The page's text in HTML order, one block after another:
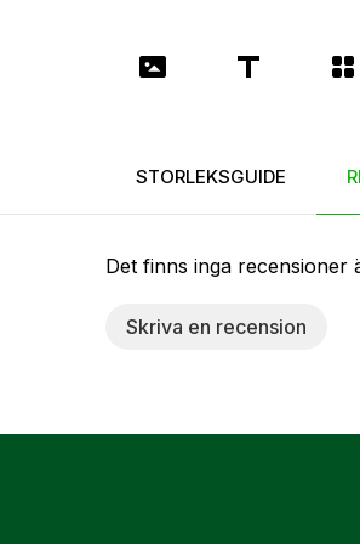
STORLEKSGUIDE
Det finns inga recensioner
Skriva en recension